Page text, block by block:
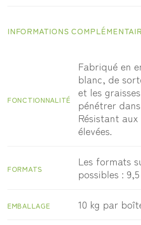
INFORMATIONS
FONCTIONNALITÉ
Fabriqué en
blanc, de
et les
pénétrer
Résistant
élevées.
FORMATS
Les formats
possibles :
EMBALLAGE 10 kg par